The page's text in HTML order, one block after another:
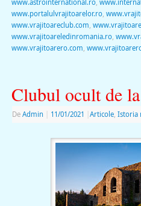
www.astrointernational.ro,
www.portalulvrajitoarelor.ro,
www.vrajitoareclub.com
www.vrajitoareledinromania.ro,
www.vrajitoarero.com
Clubul ocult de
De Admin 11/01/2021 Articole, Istoria